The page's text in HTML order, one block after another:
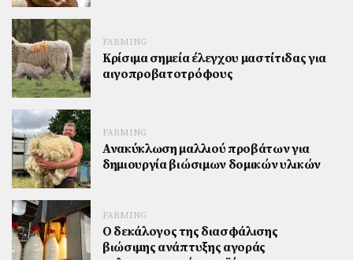
FARMING
Κρίσιμα σημεία έλεγχου μαστίτιδας για
αιγοπροβατοτρόφους
FARMING
Ανακύκλωση μαλλιού προβάτων για
δημιουργία βιώσιμων δομικών υλικών
FARMING
Ο δεκάλογος της διασφάλισης
βιώσιμης ανάπτυξης αγοράς